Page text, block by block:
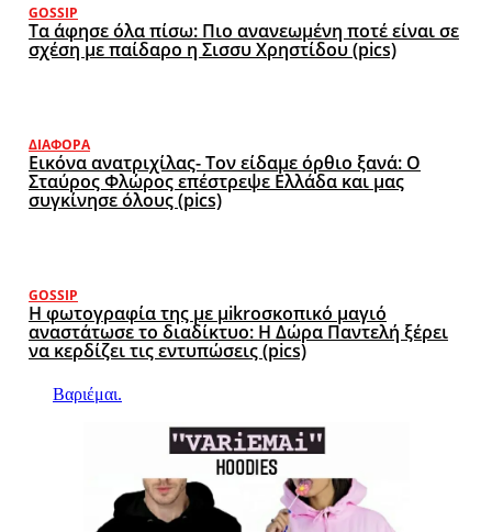
GOSSIP
Τα άφησε όλα πίσω: Πιο ανανεωμένη ποτέ είναι σε
σχέση με παίδαρο η Σισσυ Χρηστίδου (pics)
ΔΙΆΦΟΡΑ
Εικόνα ανατριχίλας- Τον είδαμε όρθιο ξανά: Ο
Σταύρος Φλώρος επέστρεψε Ελλάδα και μας
συγκίνησε όλους (pics)
GOSSIP
Η φωτογραφία της με μikroσκοπικό μαγιό
αναστάτωσε το διαδίκτυο: Η Δώρα Παντελή ξέρει
να κερδίζει τις εντυπώσεις (pics)
Βαριέμαι.